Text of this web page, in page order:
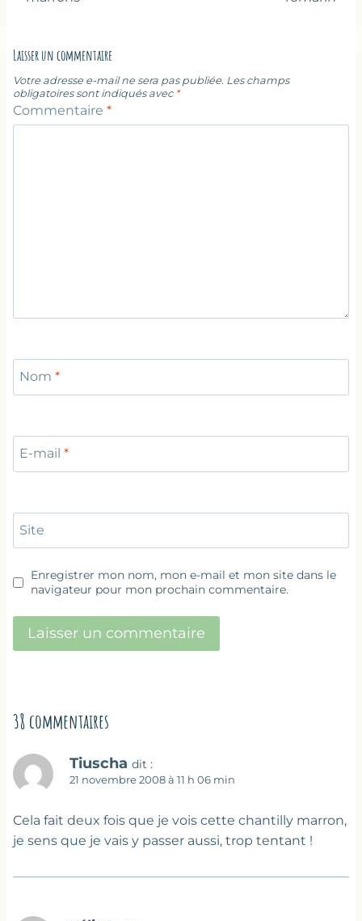
Laisser un commentaire
Votre adresse e-mail ne sera pas publiée. Les champs
obligatoires sont indiqués avec *
Commentaire *
Nom *
E-mail *
Site
Enregistrer mon nom, mon e-mail et mon site dans le
navigateur pour mon prochain commentaire.
38 commentaires
Tiuscha dit :
21 novembre 2008 à 11 h 06 min
Cela fait deux fois que je vois cette chantilly marron,
je sens que je vais y passer aussi, trop tentant !